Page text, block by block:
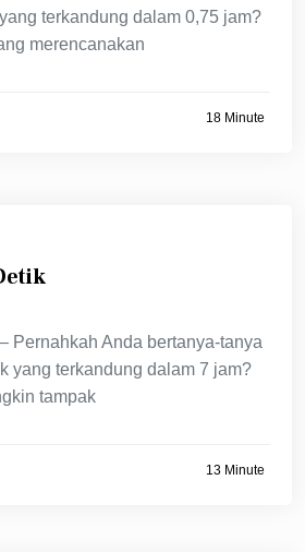
terkandung dalam 0,75 jam?
merencanakan
18 Minute
Pernahkah Anda bertanya-tanya
yang terkandung dalam 7 jam?
tampak
13 Minute